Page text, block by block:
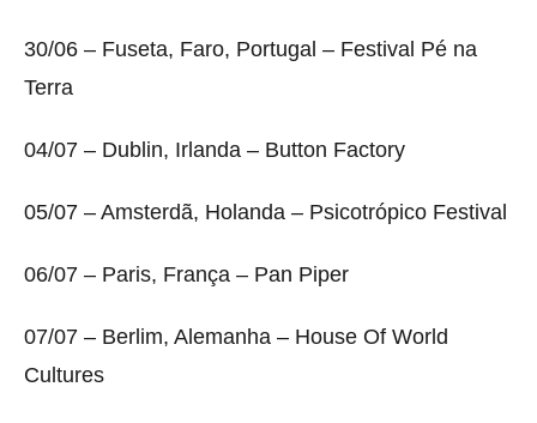
30/06 – Fuseta, Faro, Portugal – Festival Pé na
Terra
04/07 – Dublin, Irlanda – Button Factory
05/07 – Amsterdã, Holanda – Psicotrópico Festival
06/07 – Paris, França – Pan Piper
07/07 – Berlim, Alemanha – House Of World
Cultures